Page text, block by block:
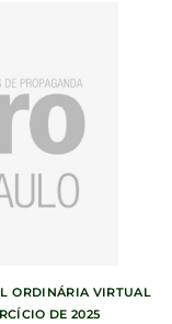
ORDINÁRIA VIRTUAL
DE 2025